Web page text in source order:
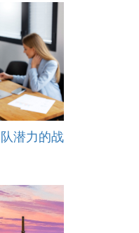
潜力的战